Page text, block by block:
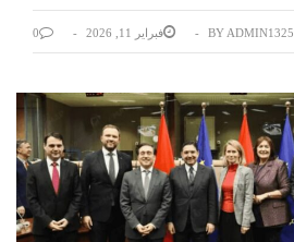
BY ADMIN1325 فبراير 11, 2026 0